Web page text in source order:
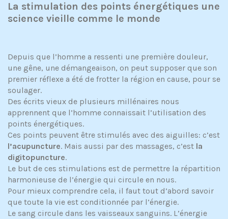
La stimulation des points énergétiques une
science vieille comme le monde
Depuis que l’homme a ressenti une première douleur,
une gêne, une démangeaison, on peut supposer que son
premier réflexe a été de frotter la région en cause, pour se
soulager.
Des écrits vieux de plusieurs millénaires nous
apprennent que l’homme connaissait l’utilisation des
points énergétiques.
Ces points peuvent être stimulés avec des aiguilles: c’est
l’acupuncture. Mais aussi par des massages, c’est la
digitopuncture.
Le but de ces stimulations est de permettre la répartition
harmonieuse de l’énergie qui circule en nous.
Pour mieux comprendre cela, il faut tout d’abord savoir
que toute la vie est conditionnée par l’énergie.
Le sang circule dans les vaisseaux sanguins. L’énergie